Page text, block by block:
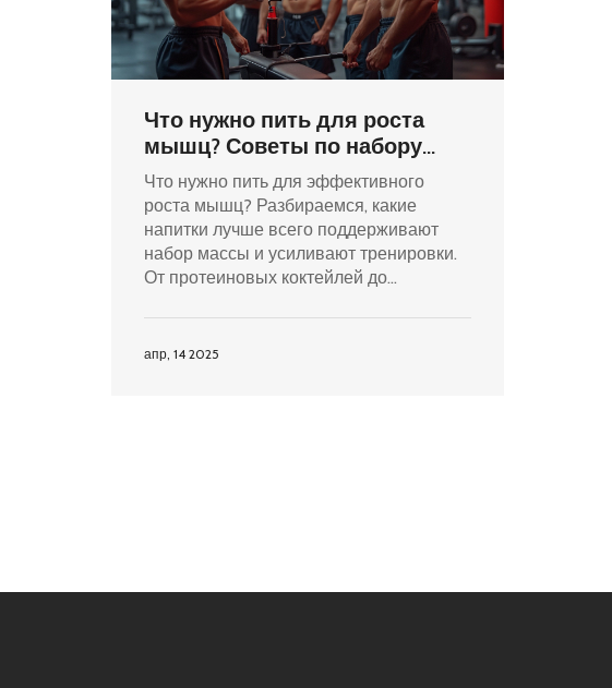
Что нужно пить для роста
мышц? Советы по набору
массы
Что нужно пить для эффективного
роста мышц? Разбираемся, какие
напитки лучше всего поддерживают
набор массы и усиливают тренировки.
От протеиновых коктейлей до
подходить к вопросу и добиться
максимального результата. Германия
апр, 14 2025